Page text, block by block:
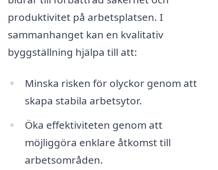
produktivitet på arbetsplatsen. I
sammanhanget kan en kvalitativ
byggställning hjälpa till att:
Minska risken för olyckor genom att
skapa stabila arbetsytor.
Öka effektiviteten genom att
möjliggöra enklare åtkomst till
arbetsområden.